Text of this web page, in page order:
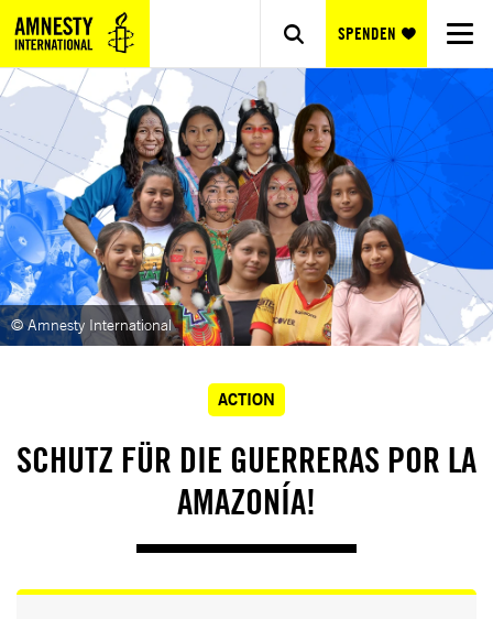
SPENDEN
© Amnesty International
ACTION
SCHUTZ FÜR DIE GUERRERAS POR LA
AMAZONÍA!